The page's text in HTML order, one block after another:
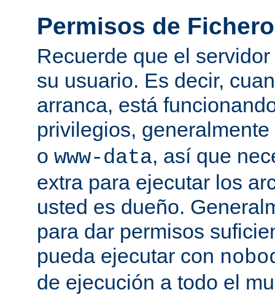
Permisos de Fichero
Recuerde que el
su usuario. Es decir,
arranca, está
privilegios,
o www-data, así que
extra para ejecutar los
usted es dueño.
para dar permisos
pueda ejecutar con
de ejecución a todo el